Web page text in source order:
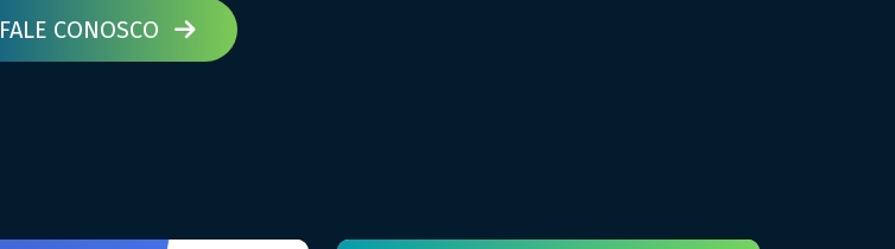
FALE CONOSCO